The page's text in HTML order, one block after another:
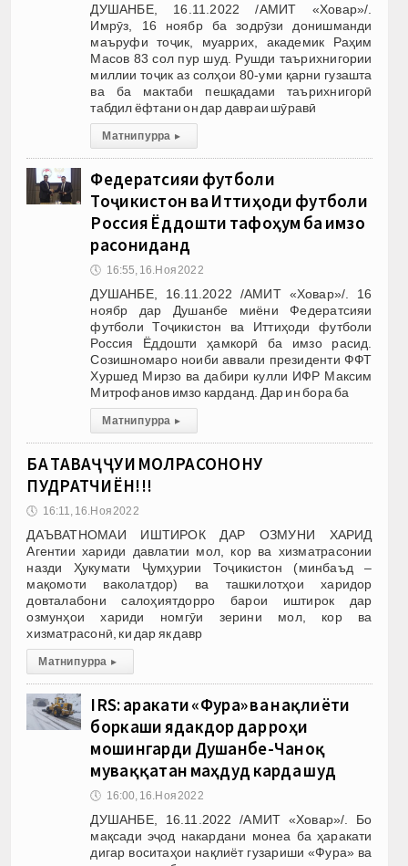
ДУШАНБЕ, 16.11.2022 /АМИТ «Ховар»/.
Имрӯз, 16 ноябр ба зодрӯзи донишманди
маъруфи тоҷик, муаррих, академик Раҳим
Масов 83 сол пур шуд. Рушди таърихнигории
миллии тоҷик аз солҳои 80-уми қарни гузашта
ва ба мактаби пешқадами таърихнигорӣ
табдил ёфтани он дар давраи шӯравӣ
Матни пурра ▸
Федератсияи футболи
Тоҷикистон ва Иттиҳоди футболи
Россия Ёддошти тафоҳум ба имзо
расониданд
🕔 16:55, 16.Ноя 2022
ДУШАНБЕ, 16.11.2022 /АМИТ «Ховар»/. 16
ноябр дар Душанбе миёни Федератсияи
футболи Тоҷикистон ва Иттиҳоди футболи
Россия Ёддошти ҳамкорӣ ба имзо расид.
Созишномаро ноиби аввали президенти ФФТ
Хуршед Мирзо ва дабири кулли ИФР Максим
Митрофанов имзо карданд. Дар ин бора ба
Матни пурра ▸
БА ТАВАҶҶУҲИ МОЛРАСОНОНУ
ПУДРАТЧИЁН!!!
🕔 16:11, 16.Ноя 2022
ДАЪВАТНОМАИ ИШТИРОК ДАР ОЗМУНИ ХАРИД
Агентии хариди давлатии мол, кор ва хизматрасонии
назди Ҳукумати Ҷумҳурии Тоҷикистон (минбаъд –
мақомоти ваколатдор) ва ташкилотҳои харидор
довталабони салоҳиятдорро барои иштирок дар
озмунҳои хариди номгӯи зерини мол, кор ва
хизматрасонӣ, ки дар як давр
Матни пурра ▸
IRS: Ҳаракати «Фура» ва нақлиёти
боркаши ядакдор дар роҳи
мошингарди Душанбе-Чаноқ
муваққатан маҳдуд карда шуд
🕔 16:00, 16.Ноя 2022
ДУШАНБЕ, 16.11.2022 /АМИТ «Ховар»/. Бо
мақсади эҷод накардани монеа ба ҳаракати
дигар воситаҳои нақлиёт гузариши «Фура» ва